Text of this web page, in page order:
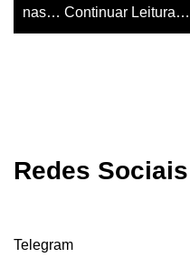
nas… Continuar Leitura…
Redes Sociais
Telegram